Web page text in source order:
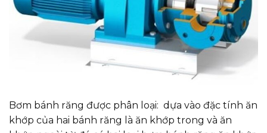
Bơm bánh răng được phân loại: dựa vào đặc tính ăn
khớp của hai bánh răng là ăn khớp trong và ăn